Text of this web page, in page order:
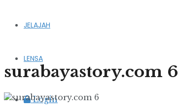
JELAJAH
LENSA
Login
surabayastory.com 6